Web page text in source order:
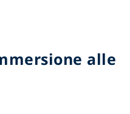
alle